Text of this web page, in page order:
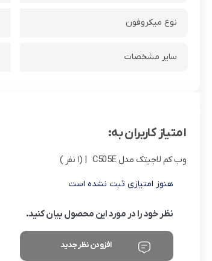
نوع میکروفون
سایر مشخصات
امتیاز کاربران به:
وب کم لاجیتک مدل C505E | (1 نفر )
هنوز امتیازی ثبت نشده است
نظر خود را در مورد این محصول بیان کنید.
افزودن نظر جدید